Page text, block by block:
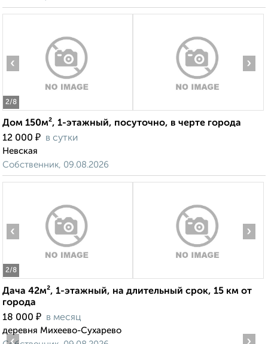
2/8
‹ ›
Дом 150м², 1-этажный, посуточно, в черте города
12 000 ₽ в сутки
Невская
Собственник, 09.08.2026
2/8
‹ ›
Дача 42м², 1-этажный, на длительный срок, 15 км от
города
18 000 ₽ в месяц
деревня Михеево-Сухарево